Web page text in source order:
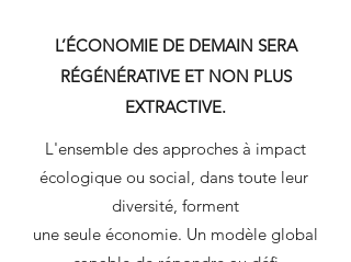
L’ÉCONOMIE DE DEMAIN SERA
RÉGÉNÉRATIVE ET NON PLUS
EXTRACTIVE.
L'ensemble des approches à impact
écologique ou social, dans toute leur
diversité, forment
une seule économie. Un modèle global